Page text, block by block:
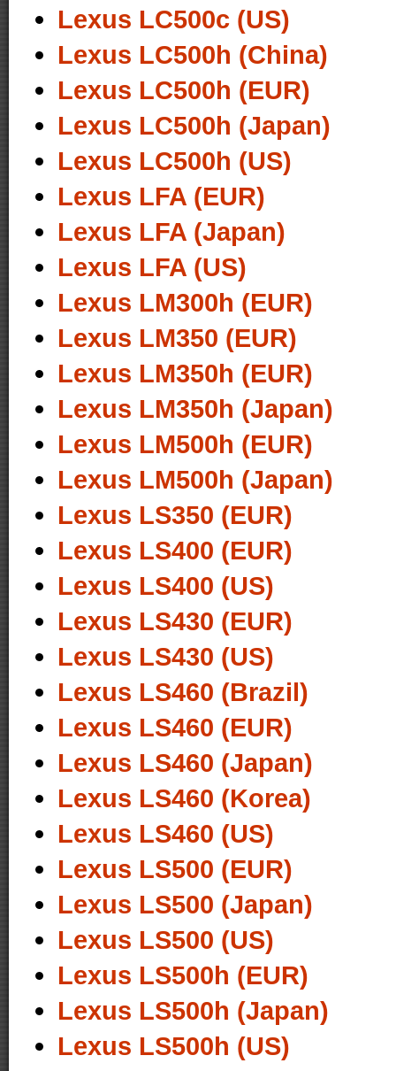
Lexus LC500c (US)
Lexus LC500h (China)
Lexus LC500h (EUR)
Lexus LC500h (Japan)
Lexus LC500h (US)
Lexus LFA (EUR)
Lexus LFA (Japan)
Lexus LFA (US)
Lexus LM300h (EUR)
Lexus LM350 (EUR)
Lexus LM350h (EUR)
Lexus LM350h (Japan)
Lexus LM500h (EUR)
Lexus LM500h (Japan)
Lexus LS350 (EUR)
Lexus LS400 (EUR)
Lexus LS400 (US)
Lexus LS430 (EUR)
Lexus LS430 (US)
Lexus LS460 (Brazil)
Lexus LS460 (EUR)
Lexus LS460 (Japan)
Lexus LS460 (Korea)
Lexus LS460 (US)
Lexus LS500 (EUR)
Lexus LS500 (Japan)
Lexus LS500 (US)
Lexus LS500h (EUR)
Lexus LS500h (Japan)
Lexus LS500h (US)